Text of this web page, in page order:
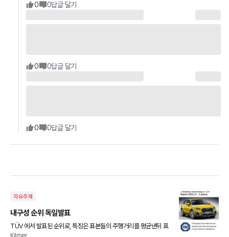
0 0답글 달기
0 0답글 달기
0 0답글 달기
자유주제
내구성 순위 독일발표
TÜV 에서 발표된 순위로, 특징은 표본들의 주행거리를 평균낸뒤 표